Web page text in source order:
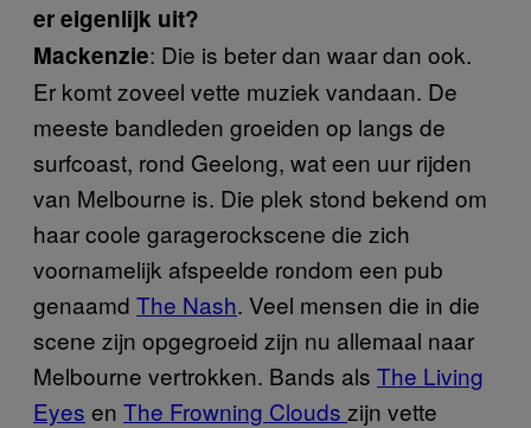
er eigenlijk uit?
Mackenzie: Die is beter dan waar dan ook.
Er komt zoveel vette muziek vandaan. De
meeste bandleden groeiden op langs de
surfcoast, rond Geelong, wat een uur rijden
van Melbourne is. Die plek stond bekend om
haar coole garagerockscene die zich
voornamelijk afspeelde rondom een pub
genaamd The Nash. Veel mensen die in die
scene zijn opgegroeid zijn nu allemaal naar
Melbourne vertrokken. Bands als The Living
Eyes en The Frowning Clouds zijn vette